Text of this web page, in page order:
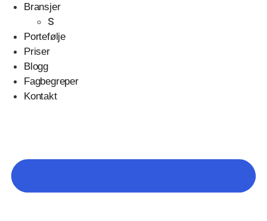
Bransjer
S
Portefølje
Priser
Blogg
Fagbegreper
Kontakt